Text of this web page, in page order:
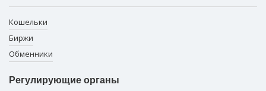
Кошельки
Биржи
Обменники
Регулирующие органы